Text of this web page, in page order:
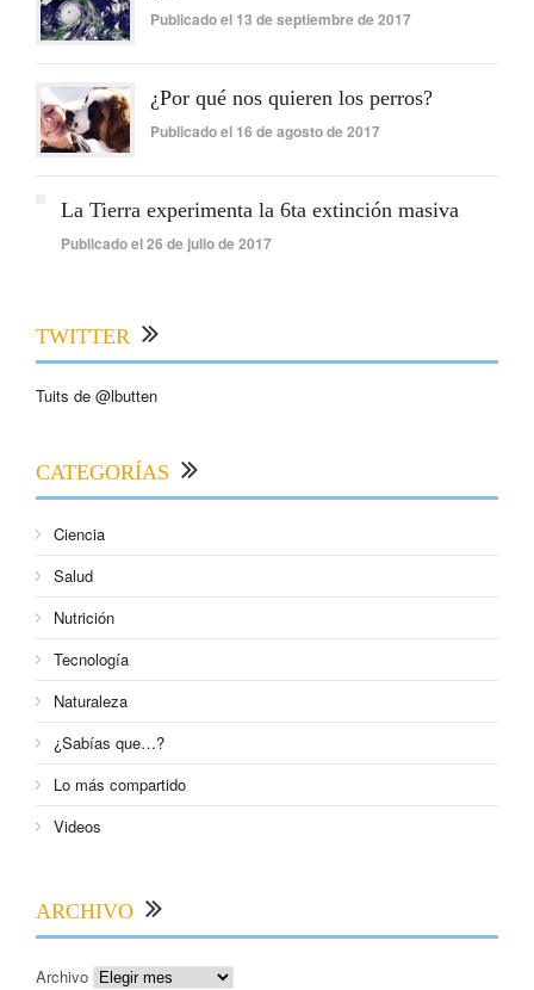
Publicado el 13 de septiembre de 2017
¿Por qué nos quieren los perros?
Publicado el 16 de agosto de 2017
La Tierra experimenta la 6ta extinción masiva
Publicado el 26 de julio de 2017
TWITTER
Tuits de @lbutten
CATEGORÍAS
Ciencia
Salud
Nutrición
Tecnología
Naturaleza
¿Sabías que…?
Lo más compartido
Videos
ARCHIVO
Archivo